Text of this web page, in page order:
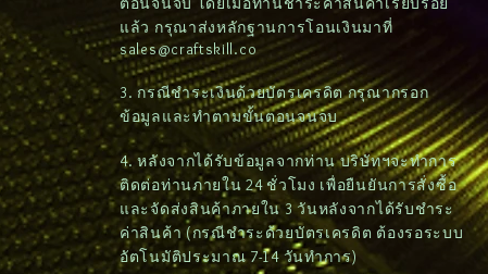
แล้ว กรุณาส่งหลักฐานการโอนเงินมาที่
sales@craftskill.co
3. กรณีชำระเงินด้วยบัตรเครดิต กรุณากรอก
ข้อมูลและทำตามขั้นตอนจนจบ
4. หลังจากได้รับข้อมูลจากท่าน บริษัทฯจะทำการ
ติดต่อท่านภายใน 24 ชั่วโมง เพื่อยืนยันการสั่งซื้อ
และจัดส่งสินค้าภายใน 3 วันหลังจากได้รับชำระ
ค่าสินค้า (กรณีชำระด้วยบัตรเครดิต ต้องรอระบบ
อัตโนมัติประมาณ 7-14 วันทำการ)